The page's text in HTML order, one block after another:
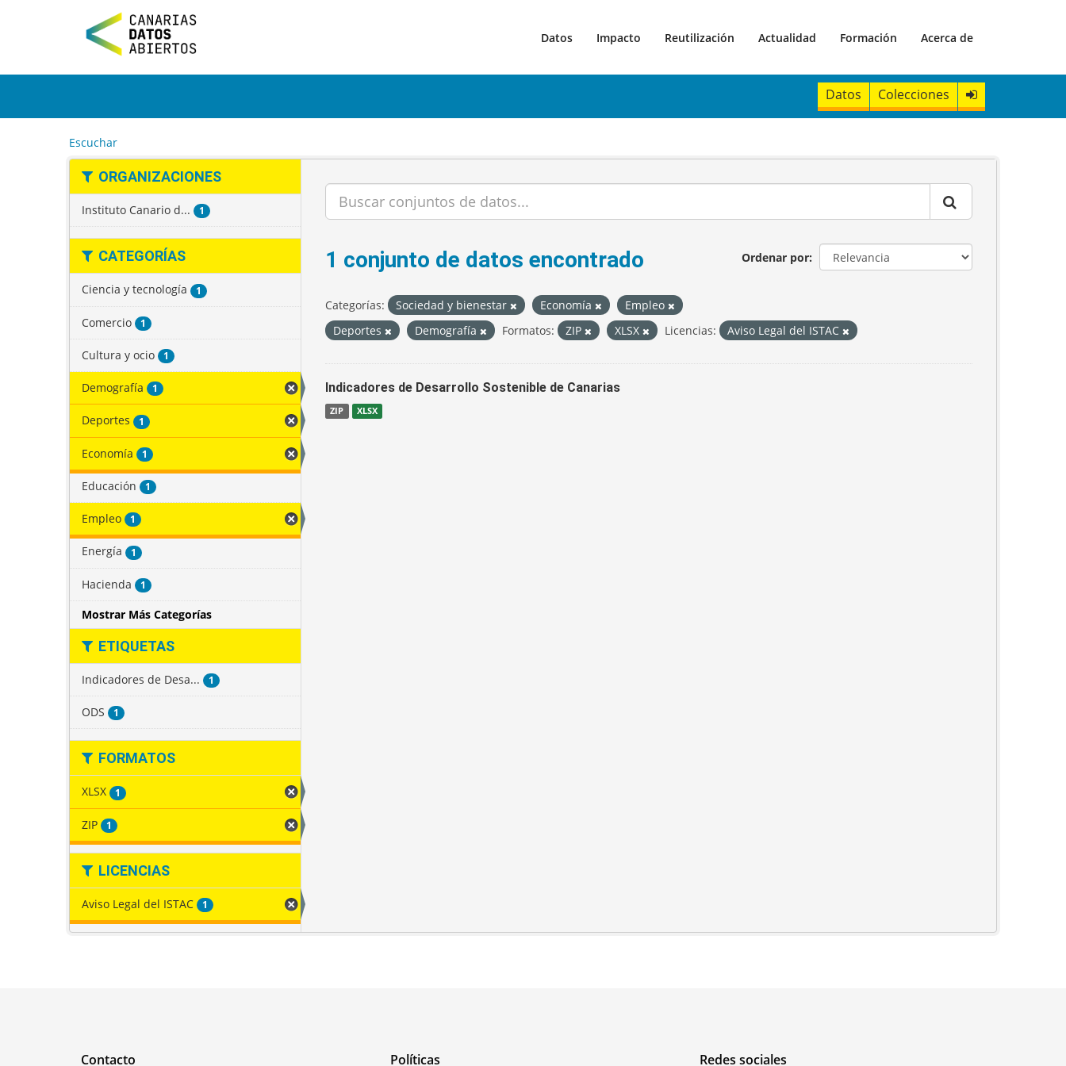
t
Datos Impacto Reutilización Actualidad Formación Acerca de
Datos Colecciones
Escuchar
ORGANIZACIONES
Instituto Canario d... 1
CATEGORÍAS
Ciencia y tecnología 1
Comercio 1
Cultura y ocio 1
Demografía 1
Deportes 1
Economía 1
Educación 1
Empleo 1
Energía 1
Hacienda 1
Mostrar Más Categorías
ETIQUETAS
Indicadores de Desa... 1
ODS 1
FORMATOS
XLSX 1
ZIP 1
LICENCIAS
Aviso Legal del ISTAC 1
Ordenar por
1 conjunto de datos encontrado
Categorías: Sociedad y bienestar Economía
Empleo
Deportes
Demografía Formatos: ZIP XLSX Licencias: Aviso Legal del ISTAC
Indicadores de Desarrollo Sostenible de Canarias
ZIP XLSX
Contacto Políticas Redes sociales